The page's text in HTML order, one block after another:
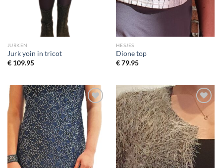
JURKEN
Jurk yoin in tricot
€109.95
HESJES
Dione top
€79.95
Toevoegen
aan
wenslijst
Toevoegen
wenslijst